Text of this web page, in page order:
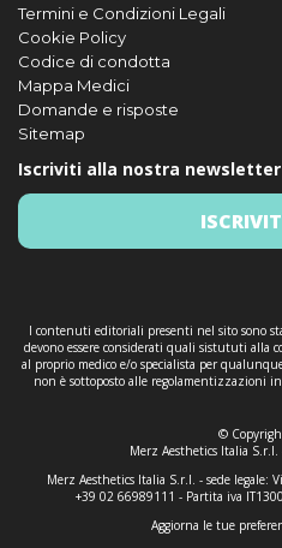
Termini e Condizioni Legali
Cookie Policy
Codice di condotta
Mappa Medici
Domande e risposte
Sitemap
Iscriviti alla nostra newsletter
I contenuti editoriali presenti nel sito sono
devono essere considerati quali sistututi alla
al proprio medico e/o specialista per
non è sottoposto alle regolamentizzazioni
©
Merz Aesthetics Italia
Merz Aesthetics Italia S.r.l. - sede legale:
+39 02 66989111 - Partita iva
Aggiorna le tue